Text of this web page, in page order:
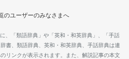
のユーザーのみなさまへ
、「類語辞典」や「英和・和英辞典」、「手話
書、類語辞典、英和・和英辞典、手話辞典は連
リンクが表示されます。また、解説記事の本文